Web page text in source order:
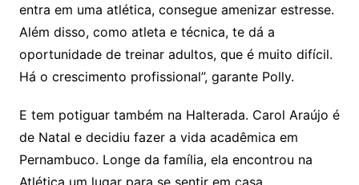
entra em uma atlética, consegue amenizar estresse.
Além disso, como atleta e técnica, te dá a
oportunidade de treinar adultos, que é muito difícil.
Há o crescimento profissional”, garante Polly.
E tem potiguar também na Halterada. Carol Araújo é
de Natal e decidiu fazer a vida acadêmica em
Pernambuco. Longe da família, ela encontrou na
Atlética um lugar para se sentir em casa